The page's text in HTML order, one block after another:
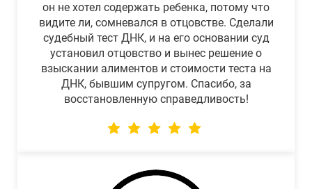
он не хотел содержать ребенка, потому что
видите ли, сомневался в отцовстве. Сделали
судебный тест ДНК, и на его основании суд
установил отцовство и вынес решение о
взыскании алиментов и стоимости теста на
ДНК, бывшим супругом. Спасибо, за
восстановленную справедливость!